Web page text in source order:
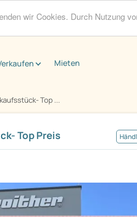
wir Cookies. Durch Nutzung
Mieten
Top ...
Top Preis